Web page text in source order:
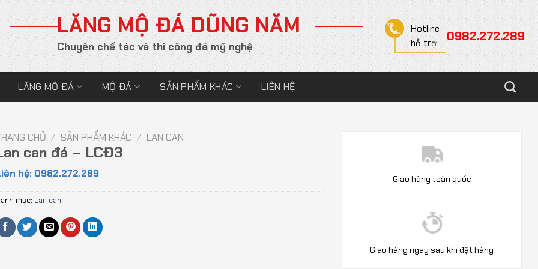
LĂNG MỘ ĐÁ DŨNG NĂM
Chuyên chế tác và thi công đá mỹ nghệ
Hotline
hỗ trợ:
0982.272.289
LĂNG MỘ ĐÁ MỘ ĐÁ SẢN PHẨM KHÁC LIÊN HỆ
CHỦ / SẢN PHẨM KHÁC / LAN CAN
can đá – LCĐ3
hệ: 0982.272.289
mục: Lan can
Giao hàng toàn quốc
Giao hàng ngay sau khi đặt hàng